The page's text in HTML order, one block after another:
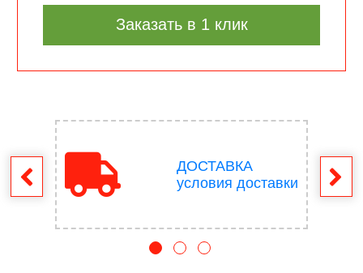
Заказать в 1 клик
ДОСТАВКА
условия доставки